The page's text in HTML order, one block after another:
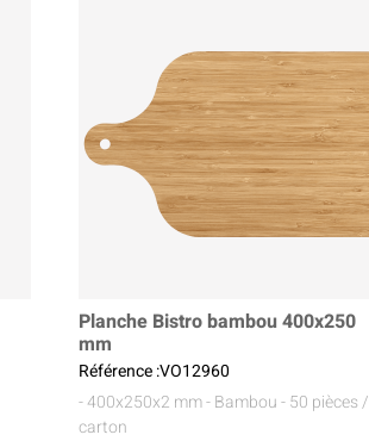
Planche Bistro bambou 400x250
mm
Référence :VO12960
- 400x250x2 mm- Bambou- 50 pièces /
carton